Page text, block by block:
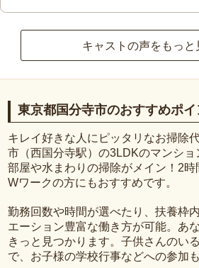
キャストの声をもっと
東京都国分寺市のおすすめポイ
キレイ好きな人にピッタリなお掃除
市（西国分寺駅）の3LDKのマンシ
部屋や水まわりの掃除がメイン！2時
Wワークの方にもおすすめです。
勤務回数や時間が選べたり、扶養枠
エーション豊富な働き方が可能。あ
きっと見つかります。子供さんのい
で、お子様の学校行事などへの参加